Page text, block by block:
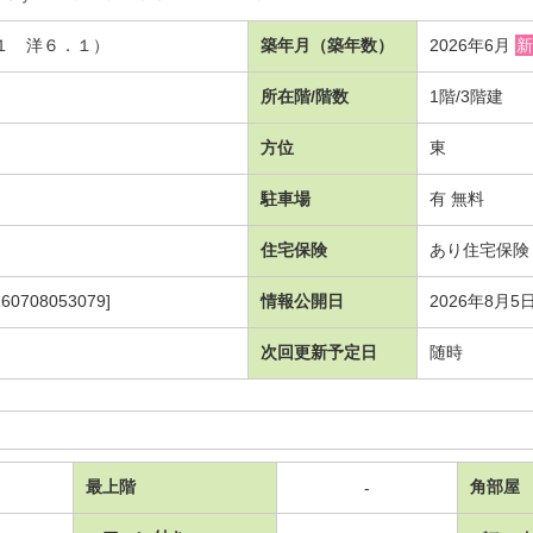
洋６．１） 築年月（築年数） 2026年6月
所在階/階数 1階/3階建
方位 東
駐車場 有 無料
住宅保険 あり住宅保険
情報公開日 2026年8月5日
次回更新予定日 随時
最上階 - 角部屋